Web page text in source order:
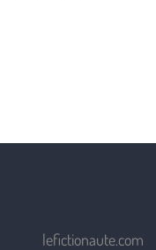
lefictionaute.com